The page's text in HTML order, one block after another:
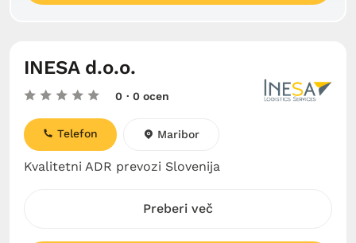
INESA d.o.o.
0 · 0 ocen
Kvalitetni ADR prevozi Slovenija
Telefon Maribor
Preberi več